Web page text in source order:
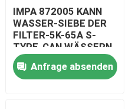
IMPA 872005 KANN
WASSER-SIEBE DER
FILTER-5K-65A S-
TYPE-CAN WÄSSERN,
DIE BODY-CAST
FILTER-STAINLESS
STAHL BÜGELN
Anfrage absenden